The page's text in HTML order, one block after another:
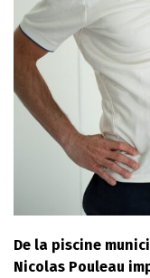
De la piscine
Nicolas Pouleau